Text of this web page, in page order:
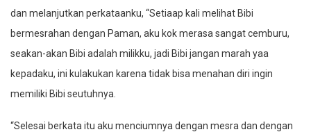
dan melanjutkan perkataanku, “Setiaap kali melihat Bibi
bermesrahan dengan Paman, aku kok merasa sangat cemburu,
seakan-akan Bibi adalah milikku, jadi Bibi jangan marah yaa
kepadaku, ini kulakukan karena tidak bisa menahan diri ingin
memiliki Bibi seutuhnya.
“Selesai berkata itu aku menciumnya dengan mesra dan dengan